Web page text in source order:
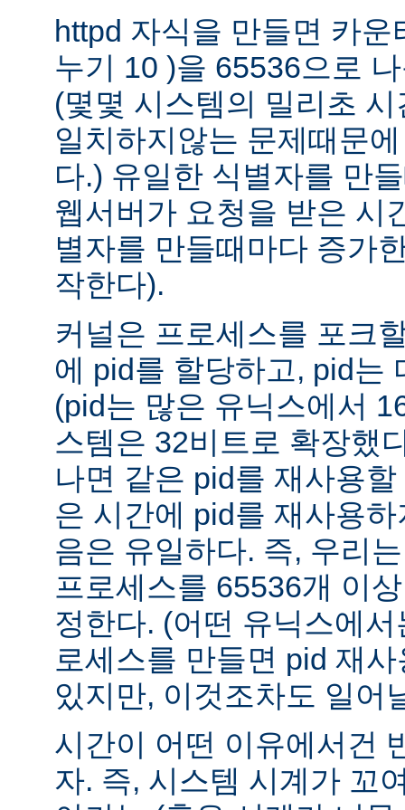
httpd 자식을 만들면 카
누기 10 )을 65536으로
(몇몇 시스템의 밀리초
일치하지않는 문제때문
다.) 유일한 식별자를 만
웹서버가 요청을 받은 시
별자를 만들때마다 증가
작한다).
커널은 프로세스를 포크
에 pid를 할당하고, pid는
(pid는 많은 유닉스에서
스템은 32비트로 확장했
나면 같은 pid를 재사용
은 시간에 pid를 재사용
음은 유일하다. 즉, 우리
프로세스를 65536개 이
정한다. (어떤 유닉스에
로세스를 만들면 pid 재
있지만, 이것조차도 일어
시간이 어떤 이유에서건
자. 즉, 시스템 시계가 꼬